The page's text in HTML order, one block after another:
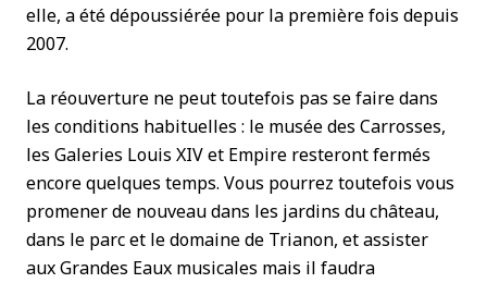
elle, a été dépoussiérée pour la première fois depuis
2007.
La réouverture ne peut toutefois pas se faire dans
les conditions habituelles : le musée des Carrosses,
les Galeries Louis XIV et Empire resteront fermés
encore quelques temps. Vous pourrez toutefois vous
promener de nouveau dans les jardins du château,
dans le parc et le domaine de Trianon, et assister
aux Grandes Eaux musicales mais il faudra